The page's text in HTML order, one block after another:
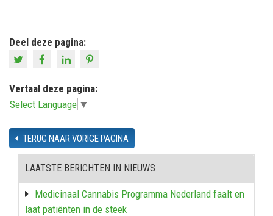
Deel deze pagina:
Vertaal deze pagina:
Select Language ▼
TERUG NAAR VORIGE PAGINA
LAATSTE BERICHTEN IN NIEUWS
Medicinaal Cannabis Programma Nederland faalt en
laat patiënten in de steek